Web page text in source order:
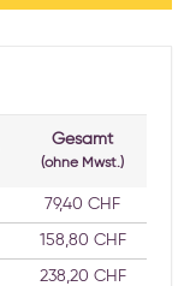
Gesamt
(ohne Mwst.)
79,40 CHF
158,80 CHF
238,20 CHF